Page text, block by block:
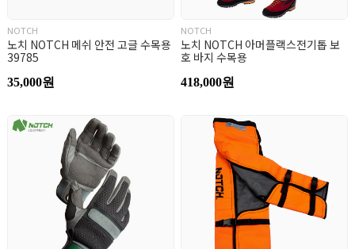
NOTCH
노치 NOTCH 메쉬 안전 고글 수목용
39785
35,000원
NOTCH
노치 NOTCH 아머플랙스전기톱 보
호 바지 수목용
418,000원